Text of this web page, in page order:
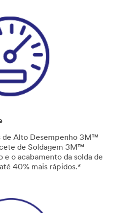
de Alto Desempenho 3M™
de Soldagem 3M™
o acabamento da solda de
40% mais rápidos.*